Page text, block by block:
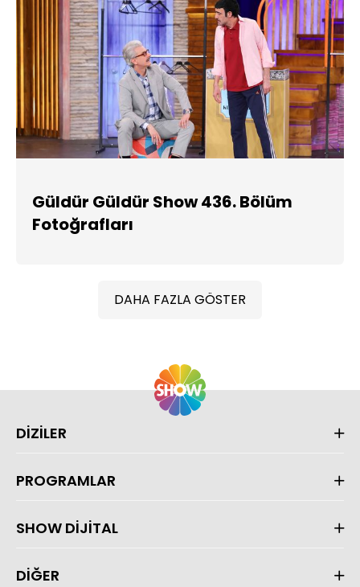
Güldür Güldür Show 436. Bölüm
Fotoğrafları
DAHA FAZLA GÖSTER
DİZİLER
PROGRAMLAR
SHOW DİJİTAL
DİĞER